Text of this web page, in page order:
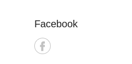
Facebook